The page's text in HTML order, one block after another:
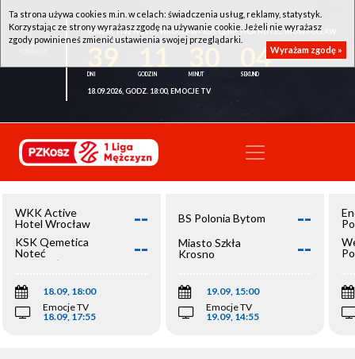
WKK ACTIVE HOTEL WROCŁAW - KSK QEMETICA NOTEĆ INOWROCŁAW
04
18.09.2026, GODZ. 18:00, EMOCJE TV
WKK Active
Hotel Wrocław
--
KSK Qemetica
Noteć
Inowrocław
--
18.09, 18:00
Emocje TV
18.09, 17:55
BS Polonia Bytom --
Miasto Szkła
Krosno
--
19.09, 15:00
Emocje TV
19.09, 14:55
Ta strona używa cookies m.in. w celach: świadczenia usług, reklamy, statystyk.
Korzystając ze strony wyrażasz zgodę na używanie cookie. Jeżeli nie wyrażasz
zgody powinieneś zmienić ustawienia swojej przeglądarki.
Wyrażam zgodę »